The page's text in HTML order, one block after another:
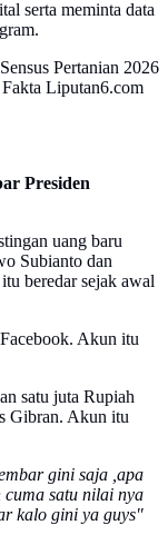
serta meminta data
Pertanian 2026
Liputan6.com
Presiden
uang baru
Subianto dan
beredar sejak awal
Akun itu
satu juta Rupiah
Gibran. Akun itu
gini saja ,apa
satu nilai nya
kalo gini ya guys"